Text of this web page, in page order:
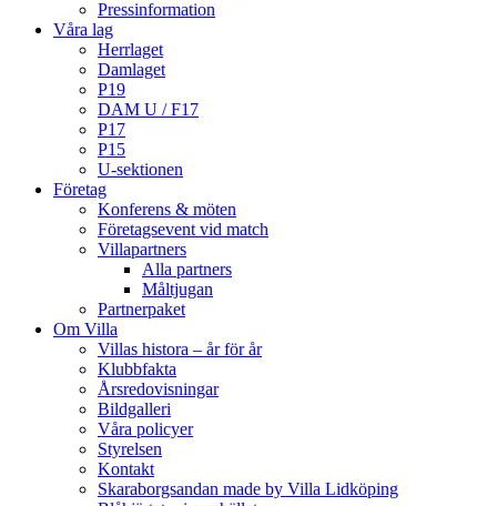
Pressinformation
Våra lag
Herrlaget
Damlaget
P19
DAM U / F17
P17
P15
U-sektionen
Företag
Konferens & möten
Företagsevent vid match
Villapartners
Alla partners
Måltjugan
Partnerpaket
Om Villa
Villas histora – år för år
Klubbfakta
Årsredovisningar
Bildgalleri
Våra policyer
Styrelsen
Kontakt
Skaraborgsandan made by Villa Lidköping